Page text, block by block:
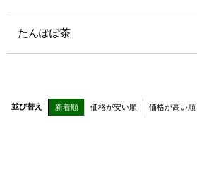
たんぽぽ茶
並び替え 新着順 価格が安い順 価格が高い順